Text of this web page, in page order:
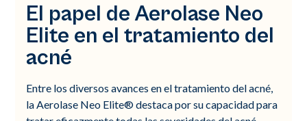
El papel de Aerolase Neo
Elite en el tratamiento del
acné
Entre los diversos avances en el tratamiento del acné,
la Aerolase Neo Elite® destaca por su capacidad para